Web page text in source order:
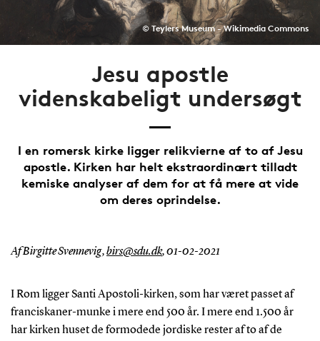
© Teylers Museum - Wikimedia Commons
Jesu apostle
videnskabeligt undersøgt
I en romersk kirke ligger relikvierne af to af Jesu
apostle. Kirken har helt ekstraordinært tilladt
kemiske analyser af dem for at få mere at vide
om deres oprindelse.
Af Birgitte Svennevig,birs@sdu.dk,01-02-2021
I Rom ligger Santi Apostoli-kirken, som har været passet af
franciskaner-munke i mere end 500 år. I mere end 1.500 år
har kirken huset de formodede jordiske rester af to af de